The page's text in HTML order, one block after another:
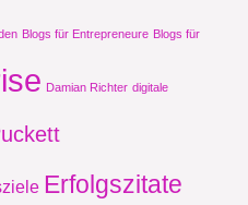
Blogs für Entrepreneure Blogs für
Damian Richter digitale
Erfolgszitate